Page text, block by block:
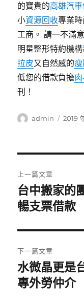
的寶貴的高雄汽
小資源回收專業時
工商。 請一不滿
明星整形特約機構
拉皮又自然感的
低您的借款負擔
刊！
作
admin
發
2019
章
導
覽
上一篇文章
上
一
文
章:
台中搬家的
暢支票借款
下一篇文章
下
一
水微晶更是
專外勞仲介